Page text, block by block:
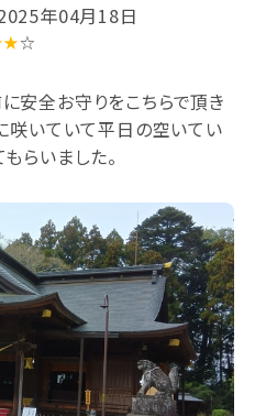
年04月18日
☆
安全お守りをこちらで頂き
咲いていて平日の空いてい
らいました。